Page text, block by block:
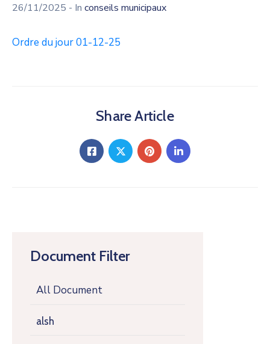
Document Filter
All Document
alsh
26/11/2025 - In conseils municipaux
Ordre du jour 01-12-25
Share Article